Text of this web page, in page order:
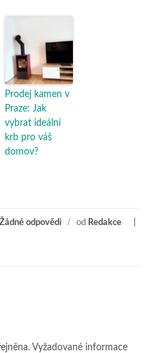
Prodej kamen v
Praze: Jak
vybrat ideální
krb pro váš
domov?
Žádné odpovědi / od Redakce
Vyžadované informace